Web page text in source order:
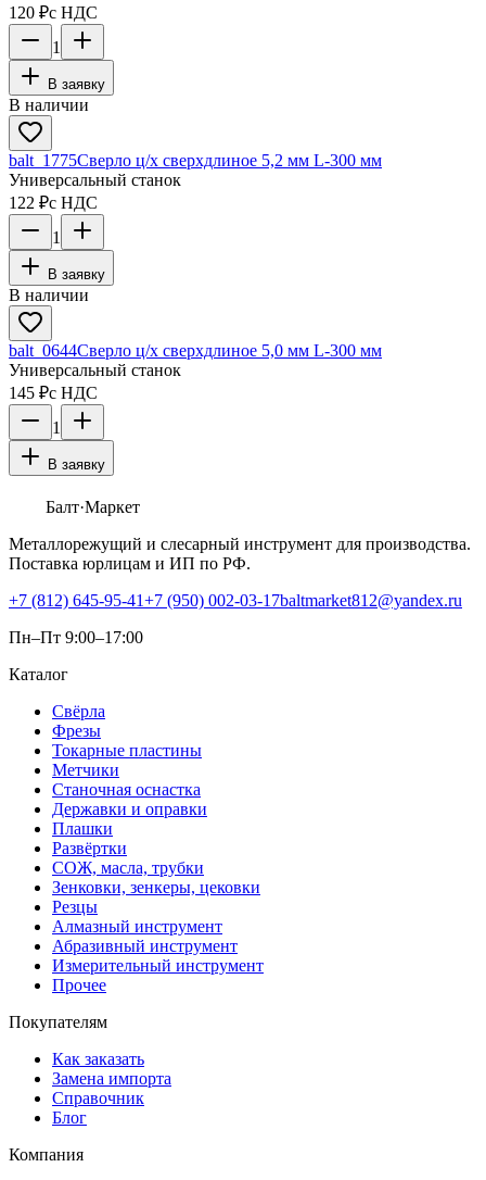
120 ₽с НДС
1
В заявку
В наличии
balt_1775Сверло ц/х сверхдлиное 5,2 мм L-300 мм
Универсальный станок
122 ₽с НДС
1
В заявку
В наличии
balt_0644Сверло ц/х сверхдлиное 5,0 мм L-300 мм
Универсальный станок
145 ₽с НДС
1
В заявку
Балт·Маркет
Металлорежущий и слесарный инструмент для производства.
Поставка юрлицам и ИП по РФ.
+7 (812) 645-95-41+7 (950) 002-03-17baltmarket812@yandex.ru
Пн–Пт 9:00–17:00
Каталог
Свёрла
Фрезы
Токарные пластины
Метчики
Станочная оснастка
Державки и оправки
Плашки
Развёртки
СОЖ, масла, трубки
Зенковки, зенкеры, цековки
Резцы
Алмазный инструмент
Абразивный инструмент
Измерительный инструмент
Прочее
Покупателям
Как заказать
Замена импорта
Справочник
Блог
Компания